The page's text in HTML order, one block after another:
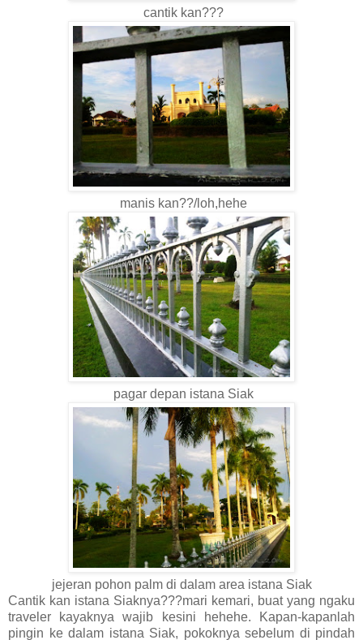
cantik kan???
manis kan??/loh,hehe
pagar depan istana Siak
jejeran pohon palm di dalam area istana Siak
Cantik kan istana Siaknya???mari kemari, buat yang ngaku
traveler kayaknya wajib kesini hehehe. Kapan-kapanlah
pingin ke dalam istana Siak, pokoknya sebelum di pindah